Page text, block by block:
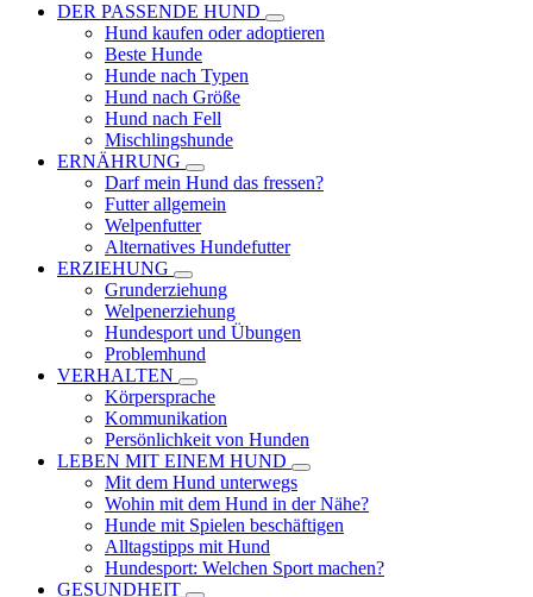
DER PASSENDE HUND
Hund kaufen oder adoptieren
Beste Hunde
Hunde nach Typen
Hund nach Größe
Hund nach Fell
Mischlingshunde
ERNÄHRUNG
Darf mein Hund das fressen?
Futter allgemein
Welpenfutter
Alternatives Hundefutter
ERZIEHUNG
Grunderziehung
Welpenerziehung
Hundesport und Übungen
Problemhund
VERHALTEN
Körpersprache
Kommunikation
Persönlichkeit von Hunden
LEBEN MIT EINEM HUND
Mit dem Hund unterwegs
Wohin mit dem Hund in der Nähe?
Hunde mit Spielen beschäftigen
Alltagstipps mit Hund
Hundesport: Welchen Sport machen?
GESUNDHEIT